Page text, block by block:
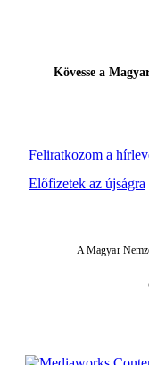
Feliratkozom a
Kövesse a
Előfizetek az újságra
A Magyar